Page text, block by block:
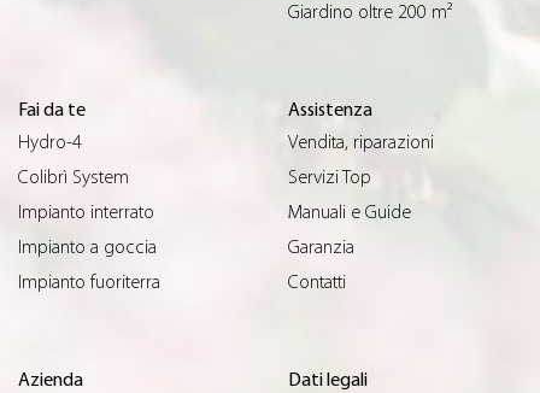
Giardino oltre 200 m²
Fai da te
Hydro-4
Colibrì System
Impianto interrato
Impianto a goccia
Impianto fuoriterra
Assistenza
Vendita, riparazioni
Servizi Top
Manuali e Guide
Garanzia
Contatti
Azienda
Dati legali